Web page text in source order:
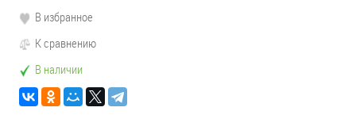
В избранное
К сравнению
В наличии